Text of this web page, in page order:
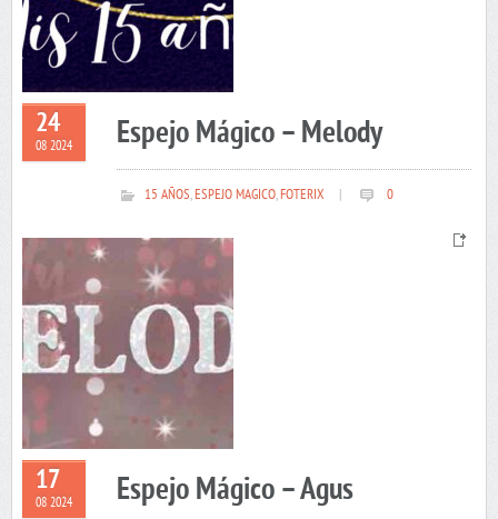
24
08 2024 Espejo Mágico – Melody
15 AÑOS,ESPEJO MAGICO,FOTERIX 0
17
08 2024 Espejo Mágico – Agus